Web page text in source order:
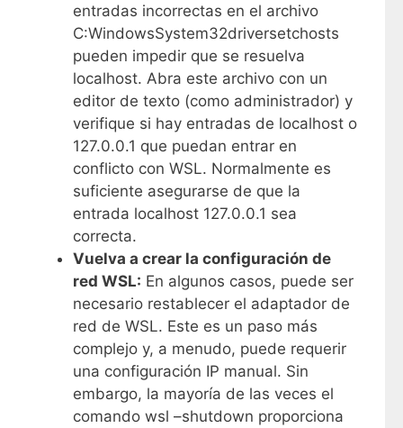
entradas incorrectas en el archivo
C:WindowsSystem32driversetchosts
pueden impedir que se resuelva
localhost. Abra este archivo con un
editor de texto (como administrador) y
verifique si hay entradas de localhost o
127.0.0.1 que puedan entrar en
conflicto con WSL. Normalmente es
suficiente asegurarse de que la
entrada localhost 127.0.0.1 sea
correcta.
Vuelva a crear la configuración de
red WSL: En algunos casos, puede ser
necesario restablecer el adaptador de
red de WSL. Este es un paso más
complejo y, a menudo, puede requerir
una configuración IP manual. Sin
embargo, la mayoría de las veces el
comando wsl –shutdown proporciona